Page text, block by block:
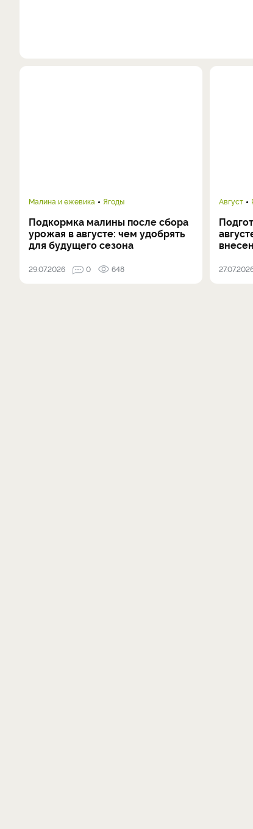
Малина и ежевика Ягоды
Подкормка малины после сбора
урожая в августе: чем удобрять
для будущего сезона
29.07.2026 0 648
Август